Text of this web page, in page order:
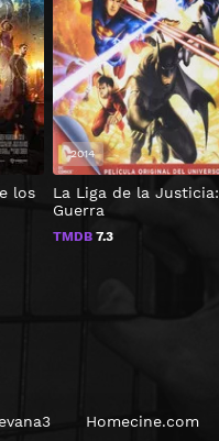
los
La Liga de la Justicia:
Guerra
TMDB7.3
2014
Homecine.com